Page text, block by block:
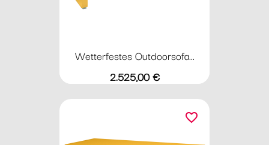
Wetterfestes Outdoorsofa...
Preis
2.525,00 €
favorite_border